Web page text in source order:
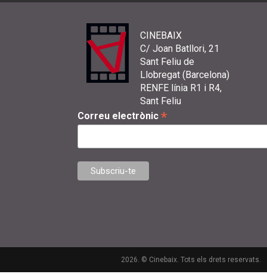
CINEBAIX
C/ Joan Batllori, 21
Sant Feliu de
Llobregat (Barcelona)
RENFE línia R1 i R4,
Sant Feliu
Correu electrònic *
2026. © Cinebaix. Tots els drets reservats.